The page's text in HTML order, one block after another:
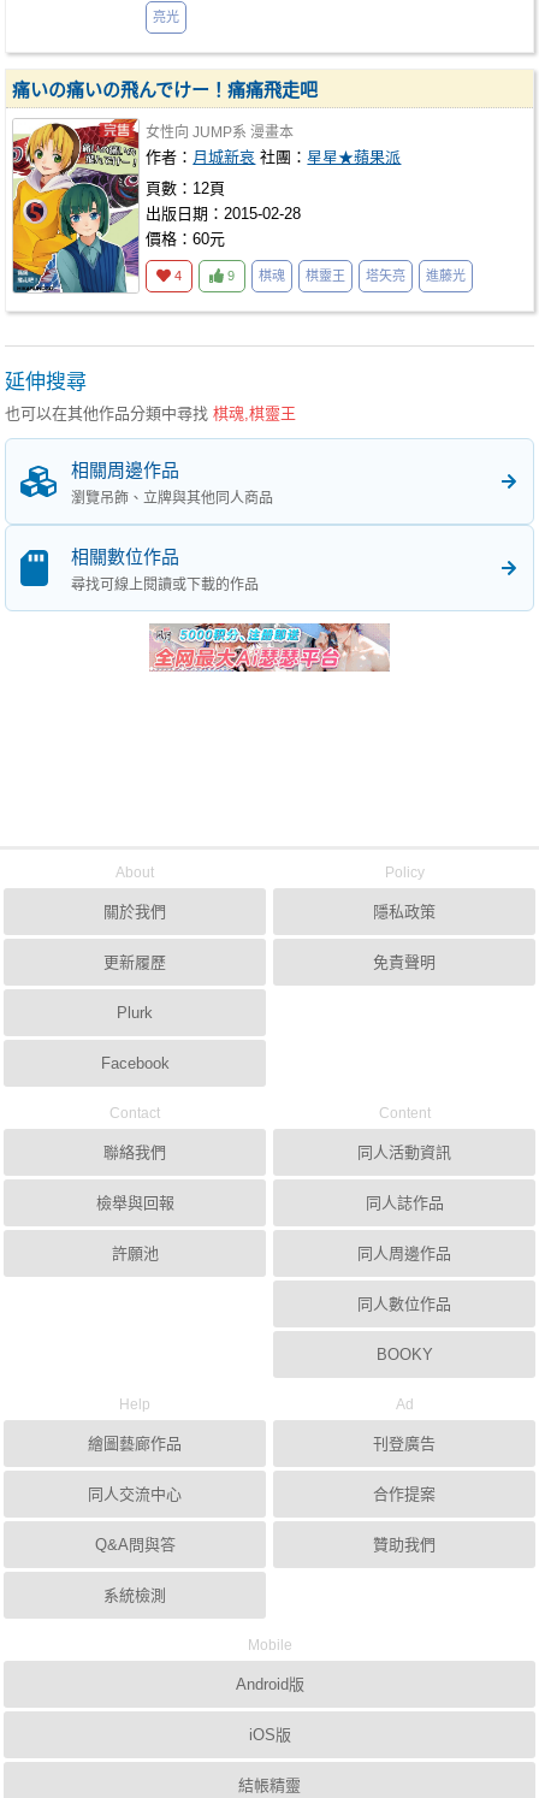
亮光
痛いの痛いの飛んでけー！痛痛飛走吧
女性向 JUMP系 漫畫本
作者： 月城新哀 社團：星星★蘋果派
頁數：12頁
出版日期：2015-02-28
價格：60元
4 9 棋魂 棋靈王 塔矢亮 進藤光
延伸搜尋
也可以在其他作品分類中尋找棋魂,棋靈王
相關周邊作品
瀏覽吊飾、立牌與其他同人商品
相關數位作品
尋找可線上閱讀或下載的作品
About
關於我們
更新履歷
Plurk
Facebook
Policy
隱私政策
免責聲明
Contact
聯絡我們
檢舉與回報
許願池
Content
同人活動資訊
同人誌作品
同人周邊作品
同人數位作品
BOOKY
Help
繪圖藝廊作品
同人交流中心
Q&A問與答
系統檢測
Ad
刊登廣告
合作提案
贊助我們
Mobile
Android版
iOS版
結帳精靈